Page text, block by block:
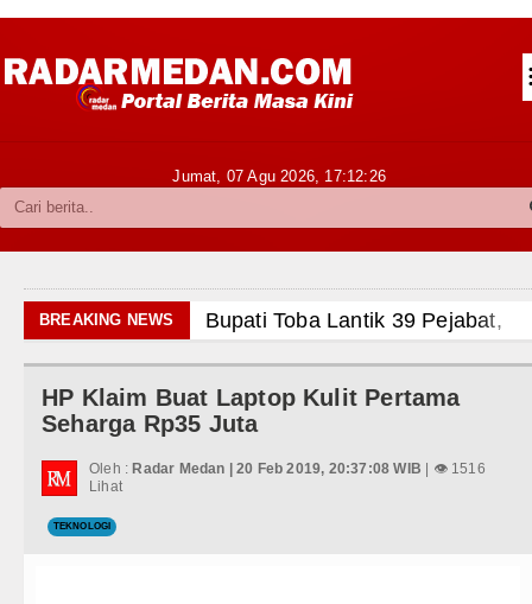
Kabupaten Karo
Politik
Olahraga
Jumat, 07 Agu 2026, 17:12:28
BREAKING NEWS Bupati Toba Lantik 39 Pejabat,
LGB Minus T dan Q Sebagai
Danrem 011 Lilawangsa Brigjen
HP Klaim Buat Laptop Kulit Pertama
Seharga Rp35 Juta
Oleh : Radar Medan | 20 Feb 2019, 20:37:08 WIB | 👁 1516
Lihat
TEKNOLOGI